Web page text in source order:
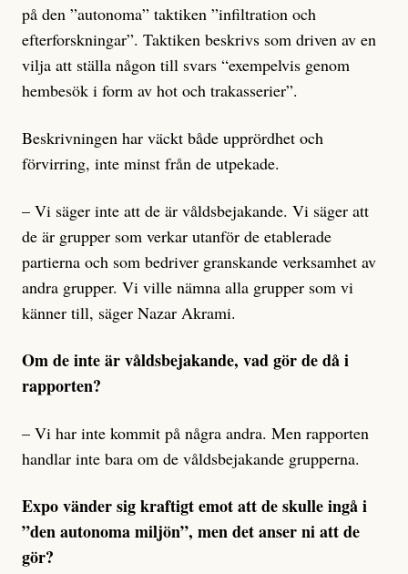
på den ”autonoma” taktiken ”infiltration och
efterforskningar”. Taktiken beskrivs som driven av en
vilja att ställa någon till svars “exempelvis genom
hembesök i form av hot och trakasserier”.
Beskrivningen har väckt både upprördhet och
förvirring, inte minst från de utpekade.
– Vi säger inte att de är våldsbejakande. Vi säger att
de är grupper som verkar utanför de etablerade
partierna och som bedriver granskande verksamhet av
andra grupper. Vi ville nämna alla grupper som vi
känner till, säger Nazar Akrami.
Om de inte är våldsbejakande, vad gör de då i
rapporten?
– Vi har inte kommit på några andra. Men rapporten
handlar inte bara om de våldsbejakande grupperna.
Expo vänder sig kraftigt emot att de skulle ingå i
”den autonoma miljön”, men det anser ni att de
gör?